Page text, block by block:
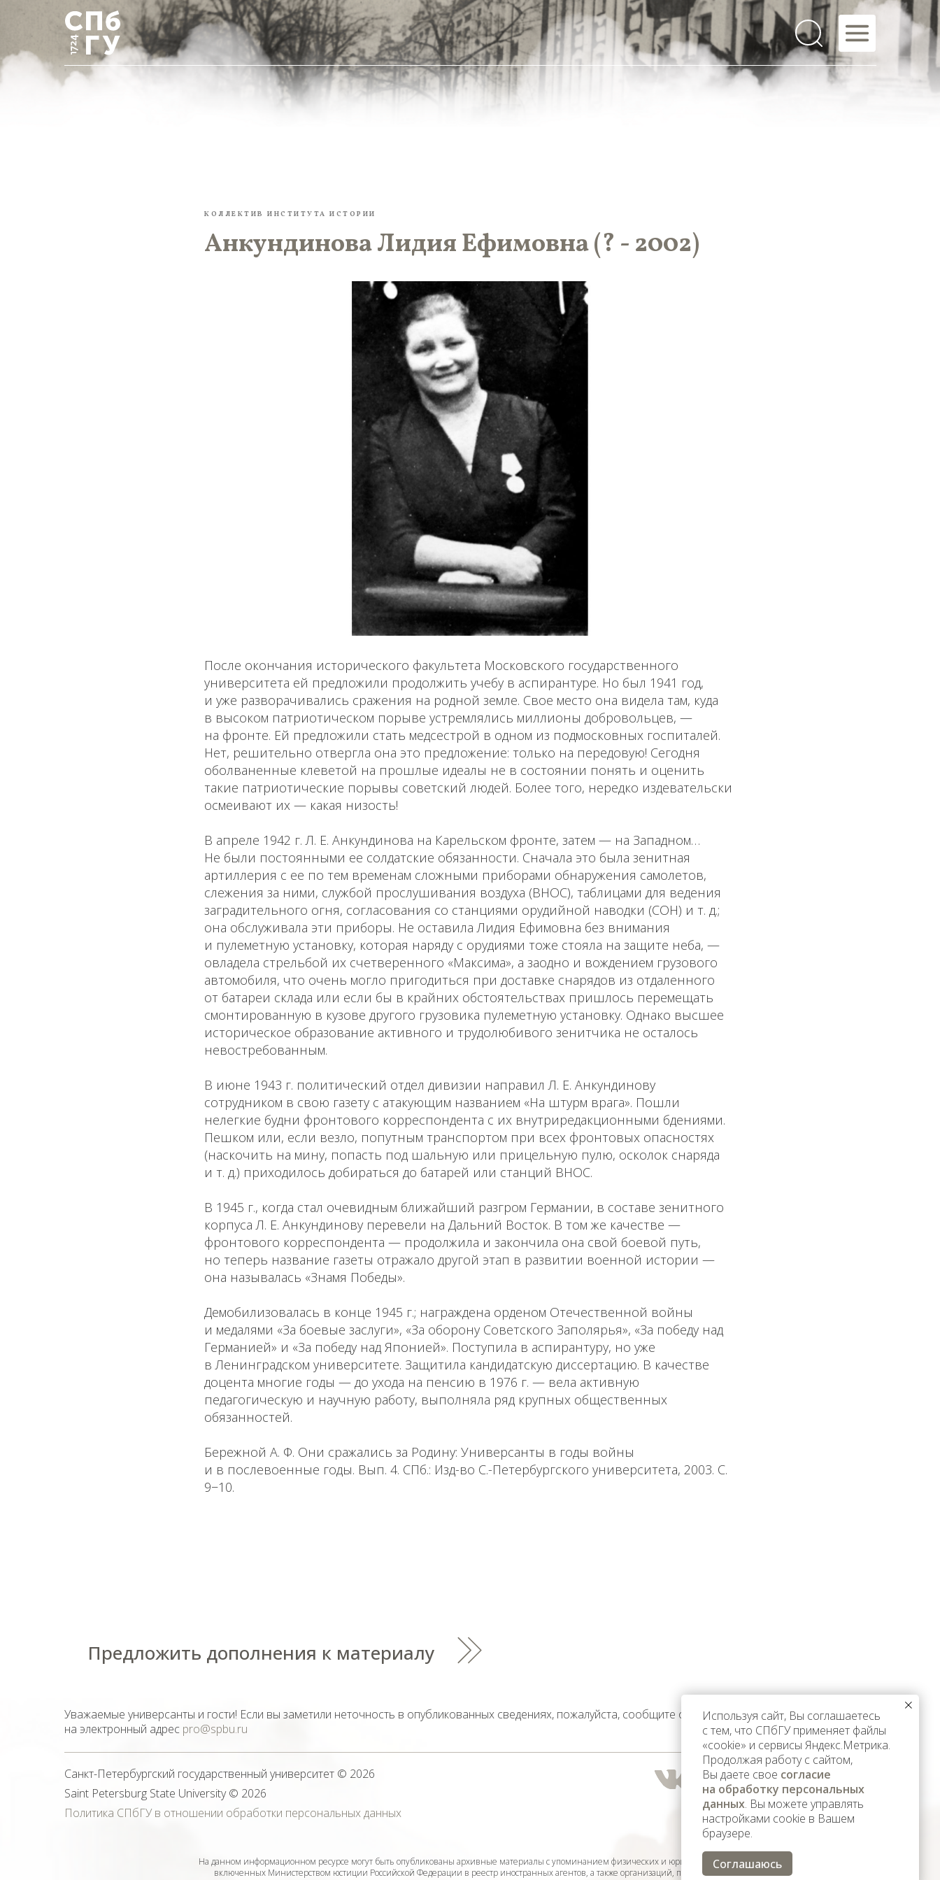
КОЛЛЕКТИВ ИНСТИТУТА ИСТОРИИ
Анкундинова Лидия Ефимовна (? - 2002)
После окончания исторического факультета Московского государственного
университета ей предложили продолжить учебу в аспирантуре. Но был 1941 год,
и уже разворачивались сражения на родной земле. Свое место она видела там, куда
в высоком патриотическом порыве устремлялись миллионы добровольцев, —
на фронте. Ей предложили стать медсестрой в одном из подмосковных госпиталей.
Нет, решительно отвергла она это предложение: только на передовую! Сегодня
оболваненные клеветой на прошлые идеалы не в состоянии понять и оценить
такие патриотические порывы советский людей. Более того, нередко издевательски
осмеивают их — какая низость!
В апреле 1942 г. Л. Е. Анкундинова на Карельском фронте, затем — на Западном…
Не были постоянными ее солдатские обязанности. Сначала это была зенитная
артиллерия с ее по тем временам сложными приборами обнаружения самолетов,
слежения за ними, службой прослушивания воздуха (ВНОС), таблицами для ведения
заградительного огня, согласования со станциями орудийной наводки (СОН) и т. д.;
она обслуживала эти приборы. Не оставила Лидия Ефимовна без внимания
и пулеметную установку, которая наряду с орудиями тоже стояла на защите неба, —
овладела стрельбой их счетверенного «Максима», а заодно и вождением грузового
автомобиля, что очень могло пригодиться при доставке снарядов из отдаленного
от батареи склада или если бы в крайних обстоятельствах пришлось перемещать
смонтированную в кузове другого грузовика пулеметную установку. Однако высшее
историческое образование активного и трудолюбивого зенитчика не осталось
невостребованным.
В июне 1943 г. политический отдел дивизии направил Л. Е. Анкундинову
сотрудником в свою газету с атакующим названием «На штурм врага». Пошли
нелегкие будни фронтового корреспондента с их внутриредакционными бдениями.
Пешком или, если везло, попутным транспортом при всех фронтовых опасностях
(наскочить на мину, попасть под шальную или прицельную пулю, осколок снаряда
и т. д.) приходилось добираться до батарей или станций ВНОС.
В 1945 г., когда стал очевидным ближайший разгром Германии, в составе зенитного
корпуса Л. Е. Анкундинову перевели на Дальний Восток. В том же качестве —
фронтового корреспондента — продолжила и закончила она свой боевой путь,
но теперь название газеты отражало другой этап в развитии военной истории —
она называлась «Знамя Победы».
Демобилизовалась в конце 1945 г.; награждена орденом Отечественной войны
и медалями «За боевые заслуги», «За оборону Советского Заполярья», «За победу над
Германией» и «За победу над Японией». Поступила в аспирантуру, но уже
в Ленинградском университете. Защитила кандидатскую диссертацию. В качестве
доцента многие годы — до ухода на пенсию в 1976 г. — вела активную
педагогическую и научную работу, выполняла ряд крупных общественных
обязанностей.
Бережной А. Ф. Они сражались за Родину: Универсанты в годы войны
и в послевоенные годы. Вып. 4. СПб.: Изд-во С.-Петербургского университета, 2003. С.
9−10.
Предложить дополнения к материалу
На данном информационном ресурсе могут быть опубликованы архивные материалы с упоминанием физических и юридических лиц,
включенных Министерством юстиции Российской Федерации в реестр иностранных агентов, а также организаций, признанных
Политика СПбГУ в отношении обработки персональных данных
Saint Petersburg State University© 2026
Уважаемые универсанты и гости! Если вы заметили неточность в опубликованных сведениях, пожалуйста, сообщите об этом
на электронный адрес pro@spbu.ru
Санкт-Петербургский государственный университет © 2026
Используя сайт, Вы соглашаетесь
с тем, что СПбГУ применяет файлы
«cookie» и сервисы Яндекс.Метрика.
Продолжая работу с сайтом,
Вы даете свое согласие
на обработку персональных
данных. Вы можете управлять
настройками cookie в Вашем
браузере.
Соглашаюсь